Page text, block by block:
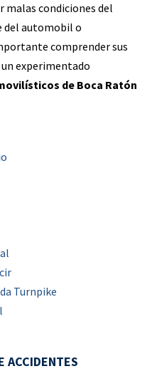
malas condiciones del
del automobil o
comprender sus
un experimentado
de Boca Ratón
Turnpike
ACCIDENTES